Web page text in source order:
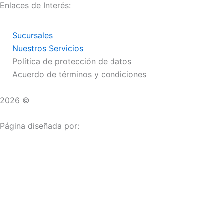
Enlaces de Interés:
Sucursales
Nuestros Servicios
Política de protección de datos
Acuerdo de términos y condiciones
2026 ©
Página diseñada por: